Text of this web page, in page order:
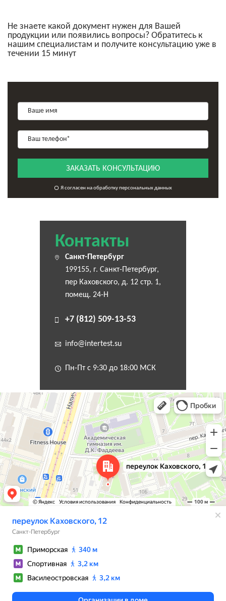
Не знаете какой документ нужен для Вашей
продукции или появились вопросы? Обратитесь к
нашим специалистам и получите консультацию уже в
течении 15 минут
ЗАКАЗАТЬ КОНСУЛЬТАЦИЮ
Я согласен на обработку персональных данных
Санкт‑Петербург
Переулок Каховского, 12 — Яндекс Карты
Контакты
Санкт-Петербург
199155, г. Санкт-Петербург,
пер Каховского, д. 12 стр. 1,
помещ. 24-Н
+7 (812) 509-13-53
info@intertest.su
Пн-Пт с 9:30 до 18:00 МСК